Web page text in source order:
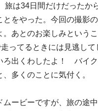
旅は34日間だけだったか
とをやった。今回の撮影
。あとのお楽しみという
ってるときには見逃して
ろ出くわしたよ！ バイ
多くのことに気付く。
ムービーですが、旅の途